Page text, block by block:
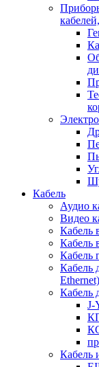
Кабель
Аудио
Видео
Кабель
Кабель
Кабель
Кабель
Ethernet)
Кабель
J-
Кабель